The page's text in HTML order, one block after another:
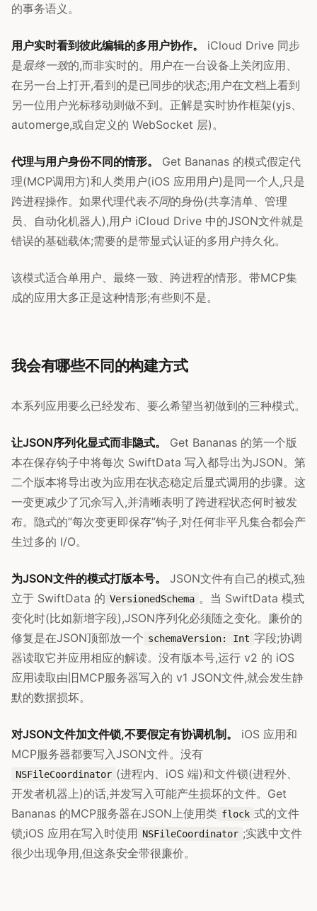
的事务语义。
用户实时看到彼此编辑的多用户协作。
iCloud Drive 同步
是最终一致的,而非实时的。用户在一台设备上关闭应用、
在另一台上打开,看到的是已同步的状态;用户在文档上看到
另一位用户光标移动则做不到。正解是实时协作框架(yjs、
automerge,或自定义的 WebSocket 层)。
代理与用户身份不同的情形。
Get Bananas 的模式假定代
理(MCP调用方)和人类用户(iOS 应用用户)是同一个人,只是
跨进程操作。如果代理代表不同的身份(共享清单、管理
员、自动化机器人),用户 iCloud Drive 中的JSON文件就是
错误的基础载体;需要的是带显式认证的多用户持久化。
该模式适合单用户、最终一致、跨进程的情形。带MCP集
成的应用大多正是这种情形;有些则不是。
我会有哪些不同的构建方式
本系列应用要么已经发布、要么希望当初做到的三种模式。
让JSON序列化显式而非隐式。
Get Bananas 的第一个版
本在保存钩子中将每次 SwiftData 写入都导出为JSON。第
二个版本将导出改为应用在状态稳定后显式调用的步骤。这
一变更减少了冗余写入,并清晰表明了跨进程状态何时被发
布。隐式的”每次变更即保存”钩子,对任何非平凡集合都会产
生过多的 I/O。
为JSON文件的模式打版本号。
JSON文件有自己的模式,独
立于 SwiftData 的 VersionedSchema 。当 SwiftData 模式
变化时(比如新增字段),JSON序列化必须随之变化。廉价的
修复是在JSON顶部放一个 schemaVersion: Int 字段;协调
器读取它并应用相应的解读。没有版本号,运行 v2 的 iOS
应用读取由旧MCP服务器写入的 v1 JSON文件,就会发生静
默的数据损坏。
对JSON文件加文件锁,不要假定有协调机制。
iOS 应用和
MCP服务器都要写入JSON文件。没有
NSFileCoordinator (进程内、iOS 端)和文件锁(进程外、
开发者机器上)的话,并发写入可能产生损坏的文件。Get
Bananas 的MCP服务器在JSON上使用类 flock 式的文件
锁;iOS 应用在写入时使用 NSFileCoordinator ;实践中文件
很少出现争用,但这条安全带很廉价。